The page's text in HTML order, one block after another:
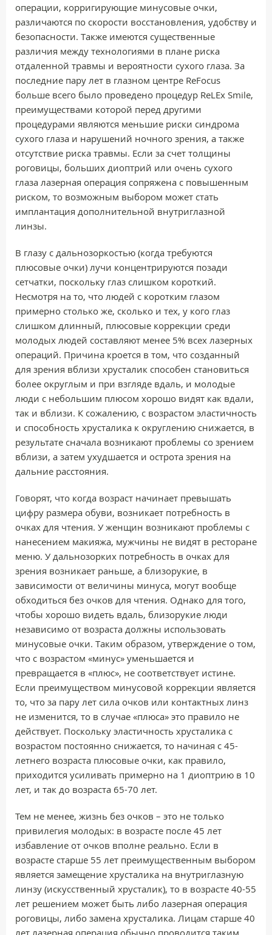
операции, корригирующие минусовые очки,
различаются по скорости восстановления, удобству и
безопасности. Также имеются существенные
различия между технологиями в плане риска
отдаленной травмы и вероятности сухого глаза. За
последние пару лет в глазном центре ReFocus
больше всего было проведено процедур ReLEx Smile,
преимуществами которой перед другими
процедурами являются меньшие риски синдрома
сухого глаза и нарушений ночного зрения, а также
отсутствие риска травмы. Если за счет толщины
роговицы, больших диоптрий или очень сухого
глаза лазерная операция сопряжена с повышенным
риском, то возможным выбором может стать
имплантация дополнительной внутриглазной
линзы.
В глазу с дальнозоркостью (когда требуются
плюсовые очки) лучи концентрируются позади
сетчатки, поскольку глаз слишком короткий.
Несмотря на то, что людей с коротким глазом
примерно столько же, сколько и тех, у кого глаз
слишком длинный, плюсовые коррекции среди
молодых людей составляют менее 5% всех лазерных
операций. Причина кроется в том, что созданный
для зрения вблизи хрусталик способен становиться
более округлым и при взгляде вдаль, и молодые
люди с небольшим плюсом хорошо видят как вдали,
так и вблизи. К сожалению, с возрастом эластичность
и способность хрусталика к округлению снижается, в
результате сначала возникают проблемы со зрением
вблизи, а затем ухудшается и острота зрения на
дальние расстояния.
Говорят, что когда возраст начинает превышать
цифру размера обуви, возникает потребность в
очках для чтения. У женщин возникают проблемы с
нанесением макияжа, мужчины не видят в ресторане
меню. У дальнозорких потребность в очках для
зрения возникает раньше, а близорукие, в
зависимости от величины минуса, могут вообще
обходиться без очков для чтения. Однако для того,
чтобы хорошо видеть вдаль, близорукие люди
независимо от возраста должны использовать
минусовые очки. Таким образом, утверждение о том,
что с возрастом «минус» уменьшается и
превращается в «плюс», не соответствует истине.
Если преимуществом минусовой коррекции является
то, что за пару лет сила очков или контактных линз
не изменится, то в случае «плюса» это правило не
действует. Поскольку эластичность хрусталика с
возрастом постоянно снижается, то начиная с 45-
летнего возраста плюсовые очки, как правило,
приходится усиливать примерно на 1 диоптрию в 10
лет, и так до возраста 65-70 лет.
Тем не менее, жизнь без очков – это не только
привилегия молодых: в возрасте после 45 лет
избавление от очков вполне реально. Если в
возрасте старше 55 лет преимущественным выбором
является замещение хрусталика на внутриглазную
линзу (искусственный хрусталик), то в возрасте 40-55
лет решением может быть либо лазерная операция
роговицы, либо замена хрусталика. Лицам старше 40